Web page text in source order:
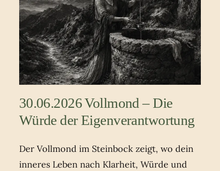
30.06.2026 Vollmond – Die
Würde der Eigenverantwortung
Der Vollmond im Steinbock zeigt, wo dein
inneres Leben nach Klarheit, Würde und